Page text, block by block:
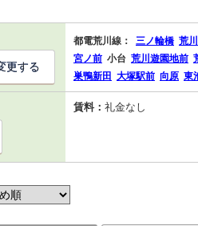
都電荒川線： 三ノ輪橋 荒
宮ノ前 小台 荒川遊園地前
巣鴨新田 大塚駅前 向原 東
更する
賃料： 礼金なし